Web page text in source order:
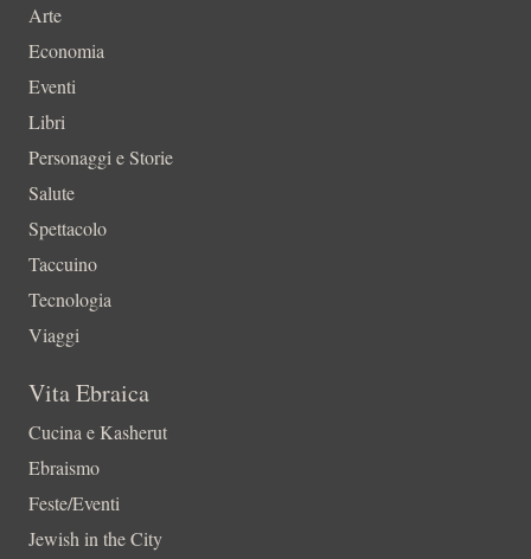
Arte
Economia
Eventi
Libri
Personaggi e Storie
Salute
Spettacolo
Taccuino
Tecnologia
Viaggi
Vita Ebraica
Cucina e Kasherut
Ebraismo
Feste/Eventi
Jewish in the City